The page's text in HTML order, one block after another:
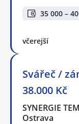
35 000 –
včerejší
Svářeč /
38.000 Kč
SYNERGIE
Ostrava